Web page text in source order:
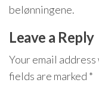
belønningene.
Leave a Reply
Your email
fields are marked *